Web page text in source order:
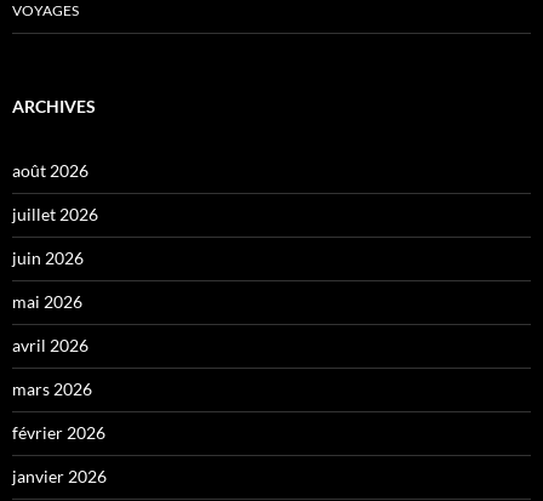
VOYAGES
ARCHIVES
août 2026
juillet 2026
juin 2026
mai 2026
avril 2026
mars 2026
février 2026
janvier 2026